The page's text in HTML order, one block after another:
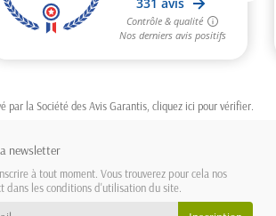
par la Société des Avis Garantis, cliquez ici pour vérifier
newsletter
à tout moment. Vous trouverez pour cela nos
dans les conditions d'utilisation du site.